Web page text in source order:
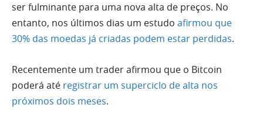
ser fulminante para uma nova alta de preços. No
entanto, nos últimos dias um estudo afirmou que
30% das moedas já criadas podem estar perdidas.
Recentemente um trader afirmou que o Bitcoin
poderá até registrar um superciclo de alta nos
próximos dois meses.